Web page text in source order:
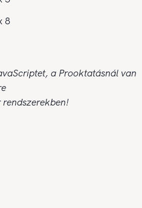
8
a Prooktatásnál van
rendszerekben!